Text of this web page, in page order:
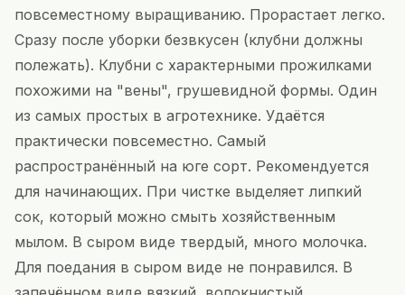
повсеместному выращиванию. Прорастает легко.
Сразу после уборки безвкусен (клубни должны
полежать). Клубни с характерными прожилками
похожими на "вены", грушевидной формы. Один
из самых простых в агротехнике. Удаётся
практически повсеместно. Самый
распространённый на юге сорт. Рекомендуется
для начинающих. При чистке выделяет липкий
сок, который можно смыть хозяйственным
мылом. В сыром виде твердый, много молочка.
Для поедания в сыром виде не понравился. В